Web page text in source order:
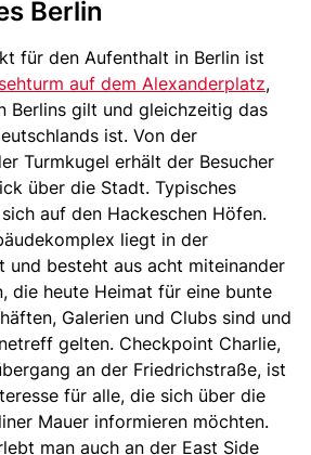
Berlin
für den Aufenthalt in Berlin ist
auf dem Alexanderplatz,
Berlins gilt und gleichzeitig das
ist. Von der
Turmkugel erhält der Besucher
über die Stadt. Typisches
auf den Hackeschen Höfen.
liegt in der
und besteht aus acht miteinander
die heute Heimat für eine bunte
Galerien und Clubs sind und
gelten. Checkpoint Charlie,
an der Friedrichstraße, ist
für alle, die sich über die
Mauer informieren möchten.
man auch an der East Side